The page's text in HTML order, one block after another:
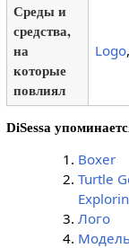
Среды и
средства,
на
которые
повлиял
Logo,
DiSessa
Boxer
Turtle
Лого